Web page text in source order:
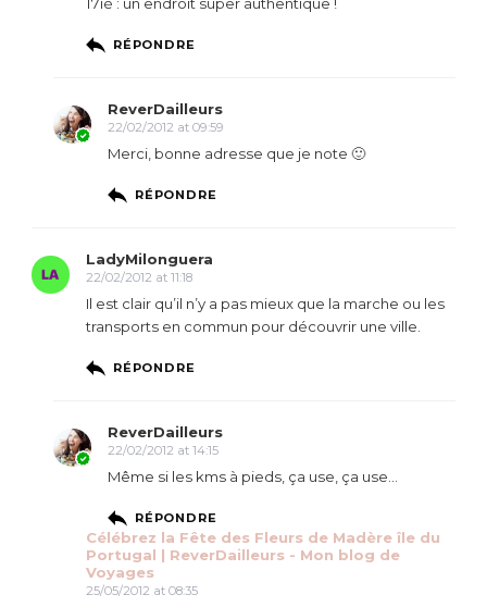
17iè : un endroit super authentique !
RÉPONDRE
ReverDailleurs
22/02/2012 at 09:59
Merci, bonne adresse que je note 🙂
RÉPONDRE
LadyMilonguera
22/02/2012 at 11:18
Il est clair qu’il n’y a pas mieux que la marche ou les
transports en commun pour découvrir une ville.
RÉPONDRE
ReverDailleurs
22/02/2012 at 14:15
Même si les kms à pieds, ça use, ça use…
RÉPONDRE
Célébrez la Fête des Fleurs de Madère île du
Portugal | ReverDailleurs - Mon blog de
Voyages
25/05/2012 at 08:35